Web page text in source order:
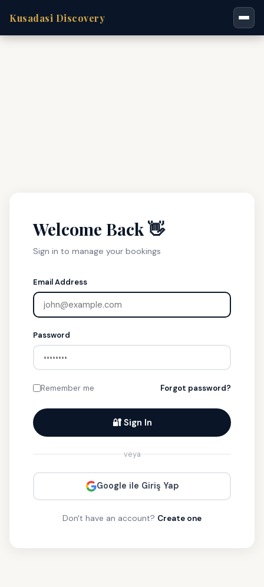
Kusadasi Discovery
Welcome Back 👋
Sign in to manage your bookings
Email Address
Password
Remember me Forgot password?
🔐 Sign In
veya
Google ile Giriş Yap
Don't have an account? Create one